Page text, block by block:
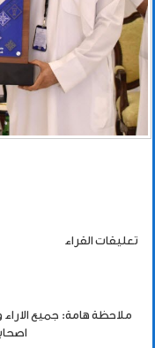
تعليقات القراء
ملاحظة هامة: جميع